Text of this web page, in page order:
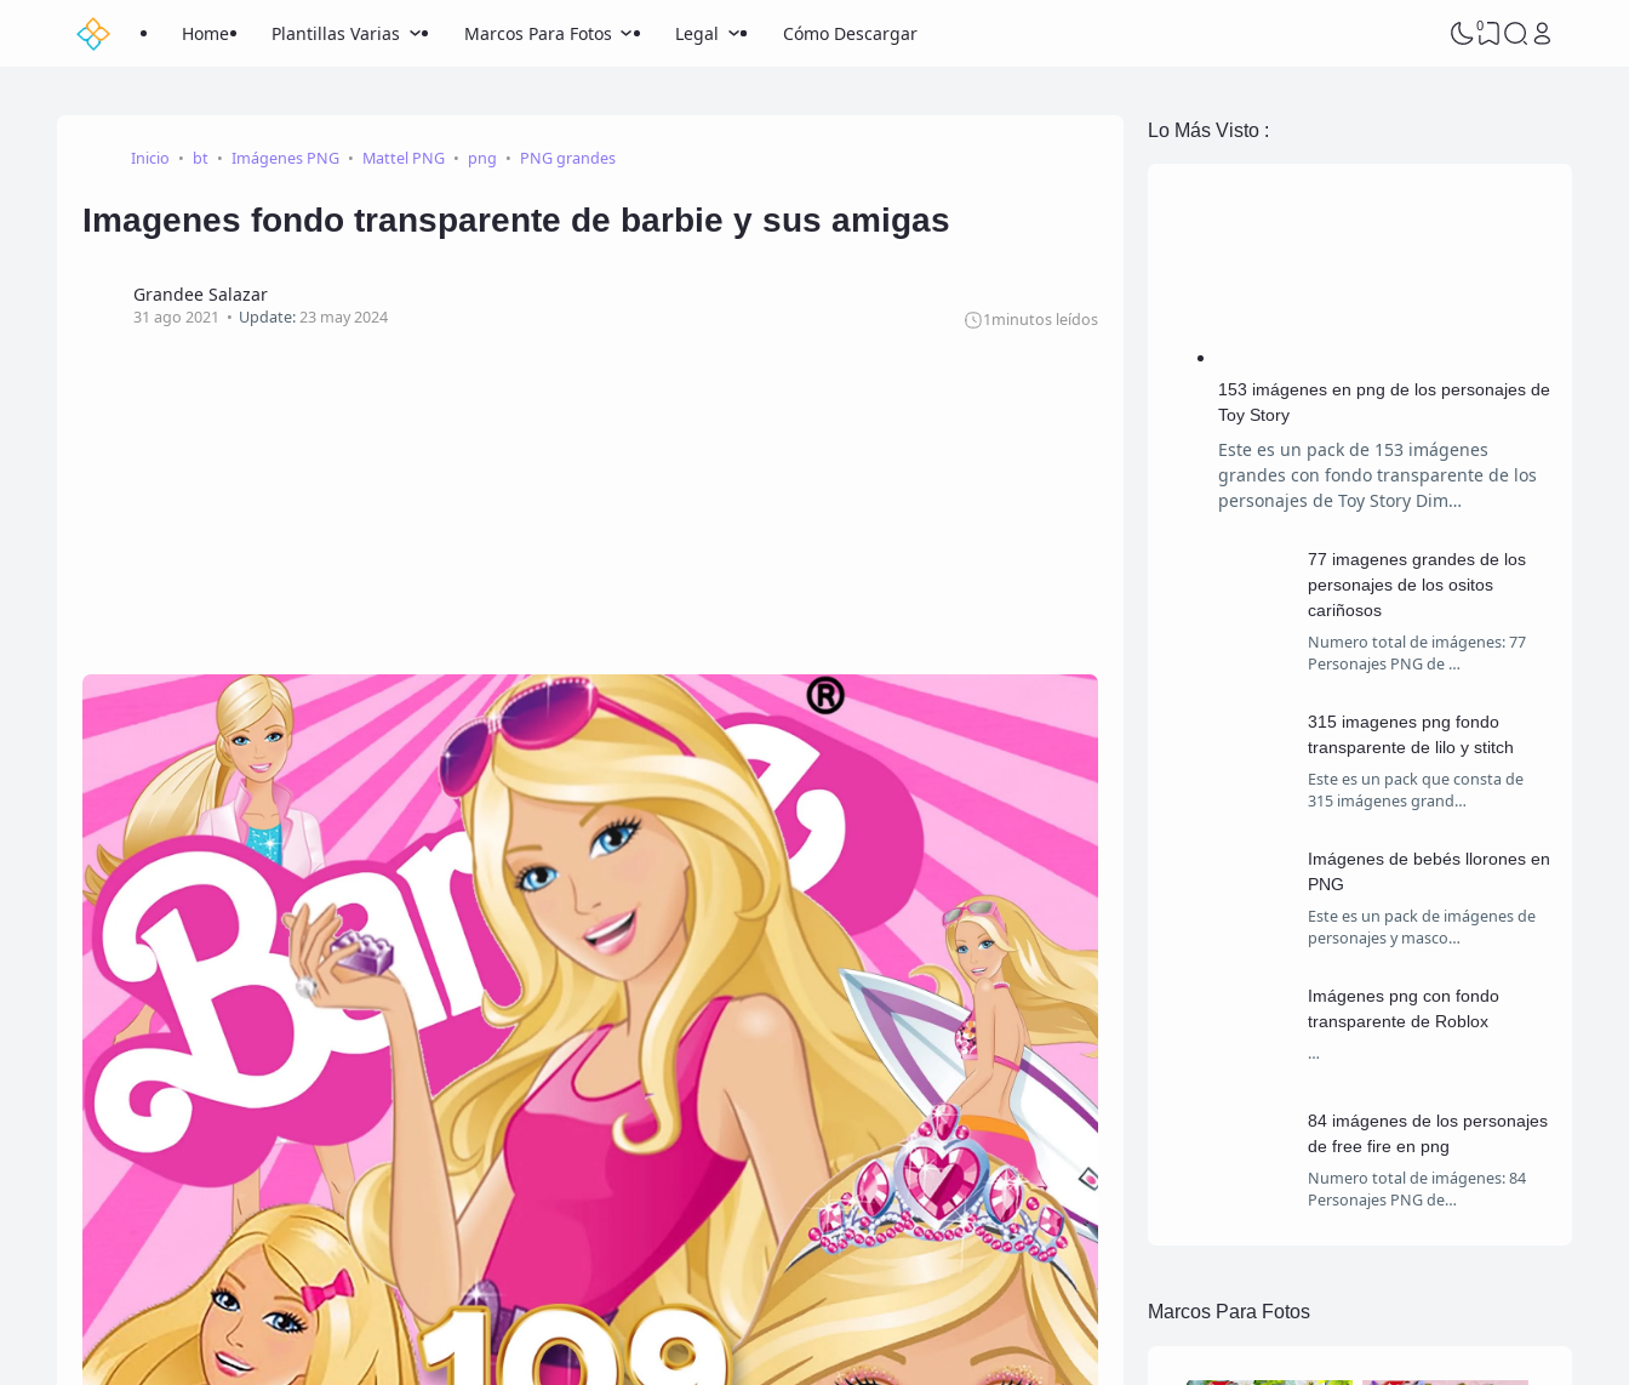
Home Plantillas Varias Marcos Para Fotos Legal Cómo Descargar 0
Inicio bt Imágenes PNG Mattel PNG png PNG grandes
Imagenes fondo transparente de barbie y sus amigas
Grandee Salazar
31 ago 2021 Update:23 may 2024 1minutos leídos
Lo Más Visto :
153 imágenes en png de los personajes de
Toy Story
Este es un pack de 153 imágenes
grandes con fondo transparente de los
personajes de Toy Story Dim…
77 imagenes grandes de los
personajes de los ositos
cariñosos
Numero total de imágenes: 77
Personajes PNG de …
315 imagenes png fondo
transparente de lilo y stitch
Este es un pack que consta de
315 imágenes grand…
Imágenes de bebés llorones en
PNG
Este es un pack de imágenes de
personajes y masco…
Imágenes png con fondo
transparente de Roblox
…
84 imágenes de los personajes
de free fire en png
Numero total de imágenes: 84
Personajes PNG de…
Marcos Para Fotos